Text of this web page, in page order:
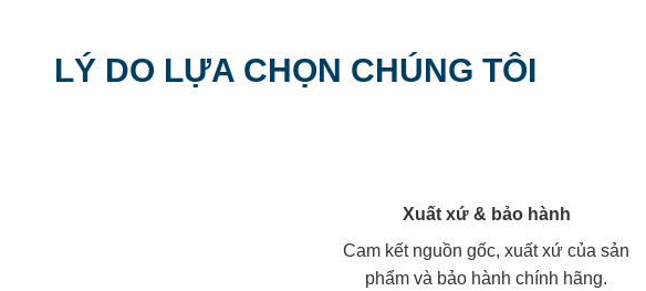
LÝ DO LỰA CHỌN CHÚNG TÔI
Xuất xứ & bảo hành
Cam kết nguồn gốc, xuất xứ của sản
phẩm và bảo hành chính hãng.